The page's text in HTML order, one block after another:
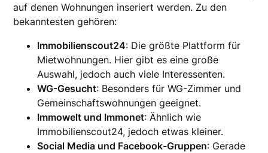
auf denen Wohnungen inseriert werden. Zu den
bekanntesten gehören:
Immobilienscout24: Die größte Plattform für
Mietwohnungen. Hier gibt es eine große
Auswahl, jedoch auch viele Interessenten.
WG-Gesucht: Besonders für WG-Zimmer und
Gemeinschaftswohnungen geeignet.
Immowelt und Immonet: Ähnlich wie
Immobilienscout24, jedoch etwas kleiner.
Social Media und Facebook-Gruppen: Gerade